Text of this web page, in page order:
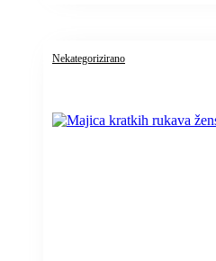
Nekategorizirano